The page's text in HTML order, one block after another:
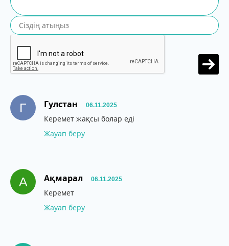
Г Гулстан 06.11.2025
Керемет жақсы болар еді
Жауап беру
А Ақмарал 06.11.2025
Керемет
Жауап беру